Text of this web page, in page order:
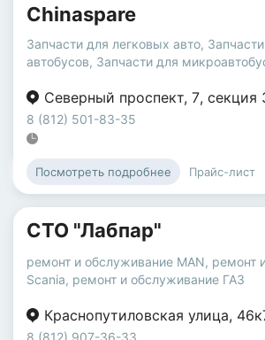
Chinaspare
Запчасти для легковых авто,
автобусов, Запчасти для
Северный проспект, 7, секция
8 (812) 501-83-35
Посмотреть подробнее Прайс-лист
СТО "Лабпар"
ремонт и обслуживание MAN, ремонт
Scania, ремонт и обслуживание ГАЗ
Краснопутиловская улица,
8 (812) 907-36-33